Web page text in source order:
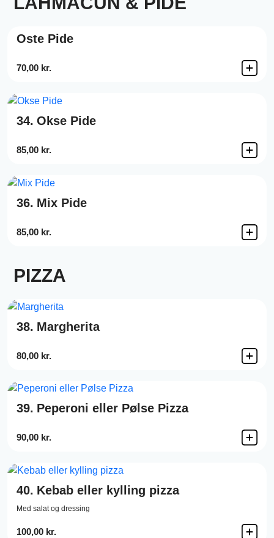
Oste Pide
70,00 kr.
34. Okse Pide
85,00 kr.
36. Mix Pide
85,00 kr.
PIZZA
38. Margherita
80,00 kr.
39. Peperoni eller Pølse Pizza
90,00 kr.
40. Kebab eller kylling pizza
Med salat og dressing
100,00 kr.